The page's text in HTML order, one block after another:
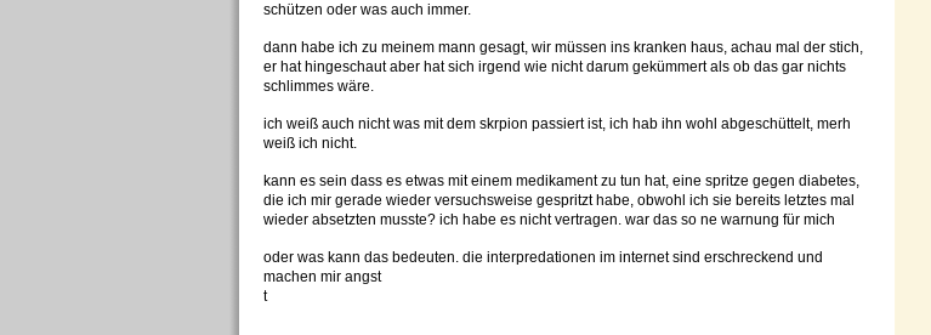
schützen oder was auch immer.
dann habe ich zu meinem mann gesagt, wir müssen ins kranken haus, achau mal der stich,
er hat hingeschaut aber hat sich irgend wie nicht darum gekümmert als ob das gar nichts
schlimmes wäre.
ich weiß auch nicht was mit dem skrpion passiert ist, ich hab ihn wohl abgeschüttelt, merh
weiß ich nicht.
kann es sein dass es etwas mit einem medikament zu tun hat, eine spritze gegen diabetes,
die ich mir gerade wieder versuchsweise gespritzt habe, obwohl ich sie bereits letztes mal
wieder absetzten musste? ich habe es nicht vertragen. war das so ne warnung für mich
oder was kann das bedeuten. die interpredationen im internet sind erschreckend und
machen mir angst
t